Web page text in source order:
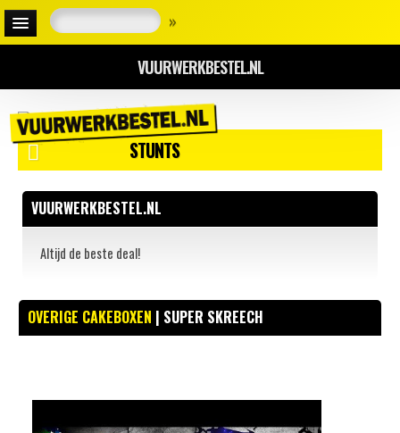
»
VUURWERKBESTEL.NL
STUNTS
VUURWERKBESTEL.NL
Altijd de beste deal!
OVERIGE CAKEBOXEN | SUPER SKREECH